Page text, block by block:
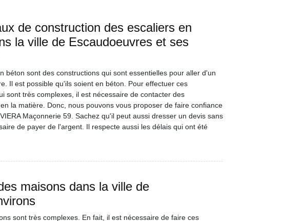
de construction des escaliers en
la ville de Escaudoeuvres et ses
béton sont des constructions qui sont essentielles pour aller d'un
Il est possible qu'ils soient en béton. Pour effectuer ces
sont très complexes, il est nécessaire de contacter des
la matière. Donc, nous pouvons vous proposer de faire confiance
Maçonnerie 59. Sachez qu'il peut aussi dresser un devis sans
de payer de l'argent. Il respecte aussi les délais qui ont été
maisons dans la ville de
sont très complexes. En fait, il est nécessaire de faire ces